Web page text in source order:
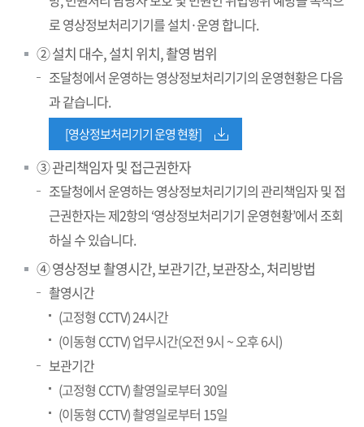
로 영상정보처리기기를 설치·운영 합니다.
② 설치 대수, 설치 위치, 촬영 범위
조달청에서 운영하는 영상정보처리기기의 운영현황은 다음
과 같습니다.
[영상정보처리기기 운영 현황]
③ 관리책임자 및 접근권한자
조달청에서 운영하는 영상정보처리기기의 관리책임자 및 접
근권한자는제2항의 ‘영상정보처리기기 운영현황’에서 조회
하실 수 있습니다.
④ 영상정보 촬영시간, 보관기간, 보관장소, 처리방법
촬영시간
(고정형 CCTV) 24시간
(이동형 CCTV) 업무시간(오전 9시 ~ 오후 6시)
보관기간
(고정형 CCTV) 촬영일로부터 30일
(이동형 CCTV) 촬영일로부터 15일